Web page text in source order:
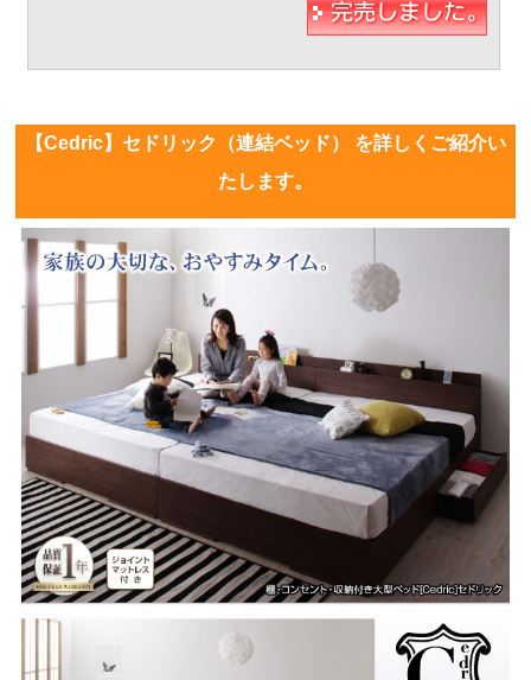
【Cedric】セドリック（連結ベッド） を詳しくご紹介い
たします。